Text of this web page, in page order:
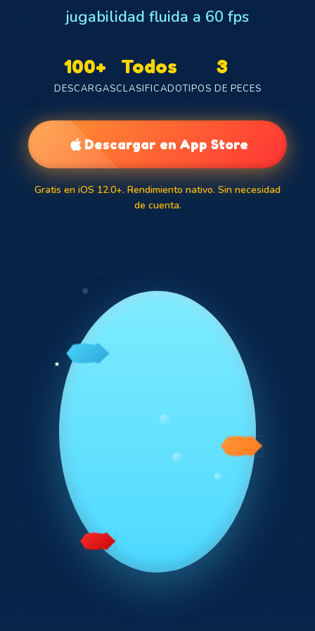
jugabilidad fluida a 60 fps
100+
DESCARGAS
Todos
CLASIFICADO
3
TIPOS DE PECES
Descargar en App Store
Gratis en iOS 12.0+. Rendimiento nativo. Sin necesidad
de cuenta.